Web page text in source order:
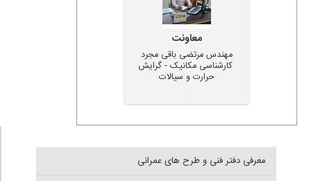
معاونت
مهندس مرتضی باقی مجرد
کارشناسی مکانیک - گرایش
حرارت و سیالات
معرفی دفتر فنی و طرح های عمرانی